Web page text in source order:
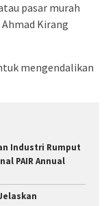
pasar murah
Kirang
mengendalikan
Industri Rumput
PAIR Annual